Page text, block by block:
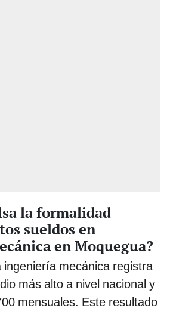
la formalidad
sueldos en
en Moquegua?
ingeniería mecánica registra
más alto a nivel nacional y
mensuales. Este resultado